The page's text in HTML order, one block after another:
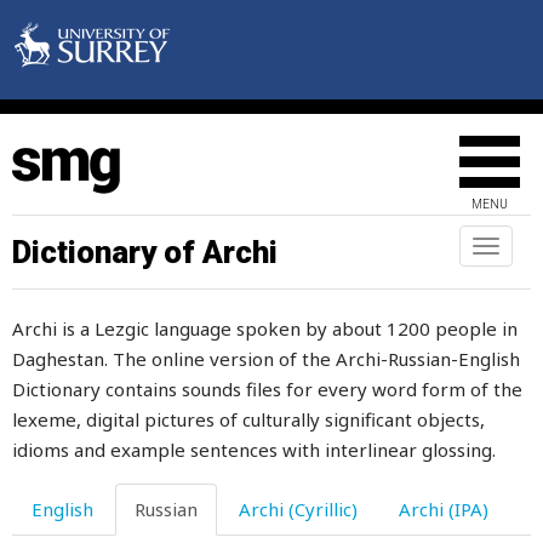
MENU
Toggle
Dictionary of Archi
Archi is a Lezgic language spoken by about 1200 people in
Daghestan. The online version of the Archi-Russian-English
Dictionary contains sounds files for every word form of the
lexeme, digital pictures of culturally significant objects,
idioms and example sentences with interlinear glossing.
English Russian Archi (Cyrillic) Archi (IPA)